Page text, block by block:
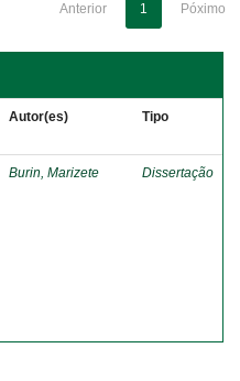
Anterior 1 Póximo
Autor(es) Tipo
Burin, Marizete Dissertação